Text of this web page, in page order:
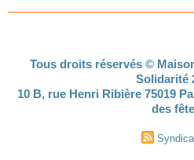
Tous droits réservés ©
Solidarité
10 B, rue Henri Ribière 75019
des